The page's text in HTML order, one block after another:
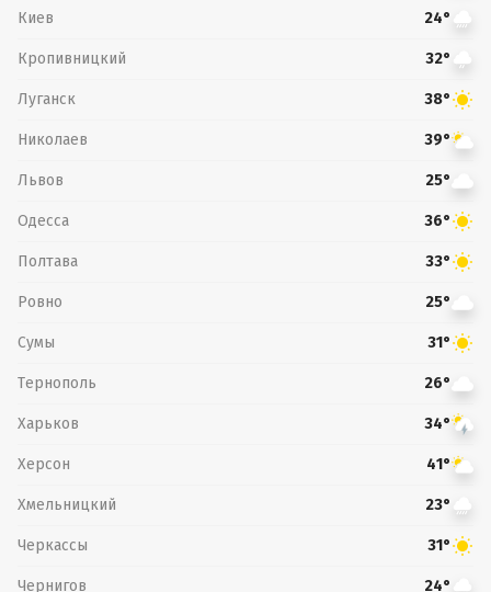
Киев 24°
Кропивницкий 32°
Луганск 38°
Николаев 39°
Львов 25°
Одесса 36°
Полтава 33°
Ровно 25°
Сумы 31°
Тернополь 26°
Харьков 34°
Херсон 41°
Хмельницкий 23°
Черкассы 31°
Чернигов 24°